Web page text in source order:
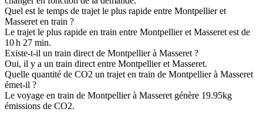
Quel est le temps de trajet le plus rapide entre Montpellier et
Masseret en train ?
Le trajet le plus rapide en train entre Montpellier et Masseret est de
10 h 27 min.
Existe-t-il un train direct de Montpellier à Masseret ?
Oui, il y a un train direct entre Montpellier et Masseret.
Quelle quantité de CO2 un trajet en train de Montpellier à Masseret
émet-il ?
Le voyage en train de Montpellier à Masseret génère 19.95kg
émissions de CO2.